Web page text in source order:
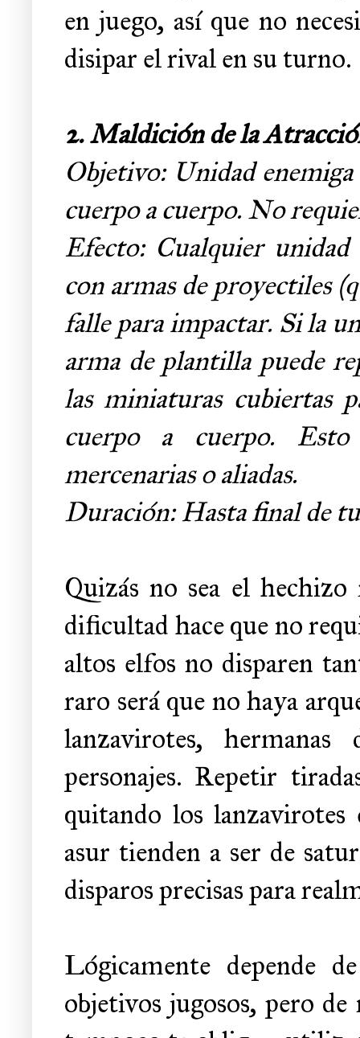
en juego, así que no
disipar el rival en su turno.
2. Maldición de la
Objetivo: Unidad
cuerpo a cuerpo. No
Efecto: Cualquier unidad
con armas de proyectiles
falle para impactar. Si la
arma de plantilla puede
las miniaturas cubiertas
cuerpo a cuerpo.
mercenarias o aliadas.
Duración: Hasta final de
Quizás no sea el
dificultad hace que no
altos elfos no disparen
raro será que no haya
lanzavirotes,
personajes. Repetir
quitando los lanzavirotes
asur tienden a ser de
disparos precisas para
Lógicamente depende
objetivos jugosos, pero